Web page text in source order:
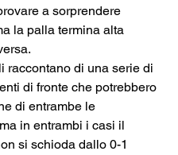
a sorprendere
la palla termina alta
raccontano di una serie di
di fronte che potrebbero
di entrambe le
in entrambi i casi il
si schioda dallo 0-1